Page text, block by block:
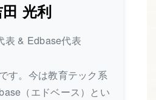
光利
表 & Edbase代表
す。今は教育テック系
（エドベース）とい